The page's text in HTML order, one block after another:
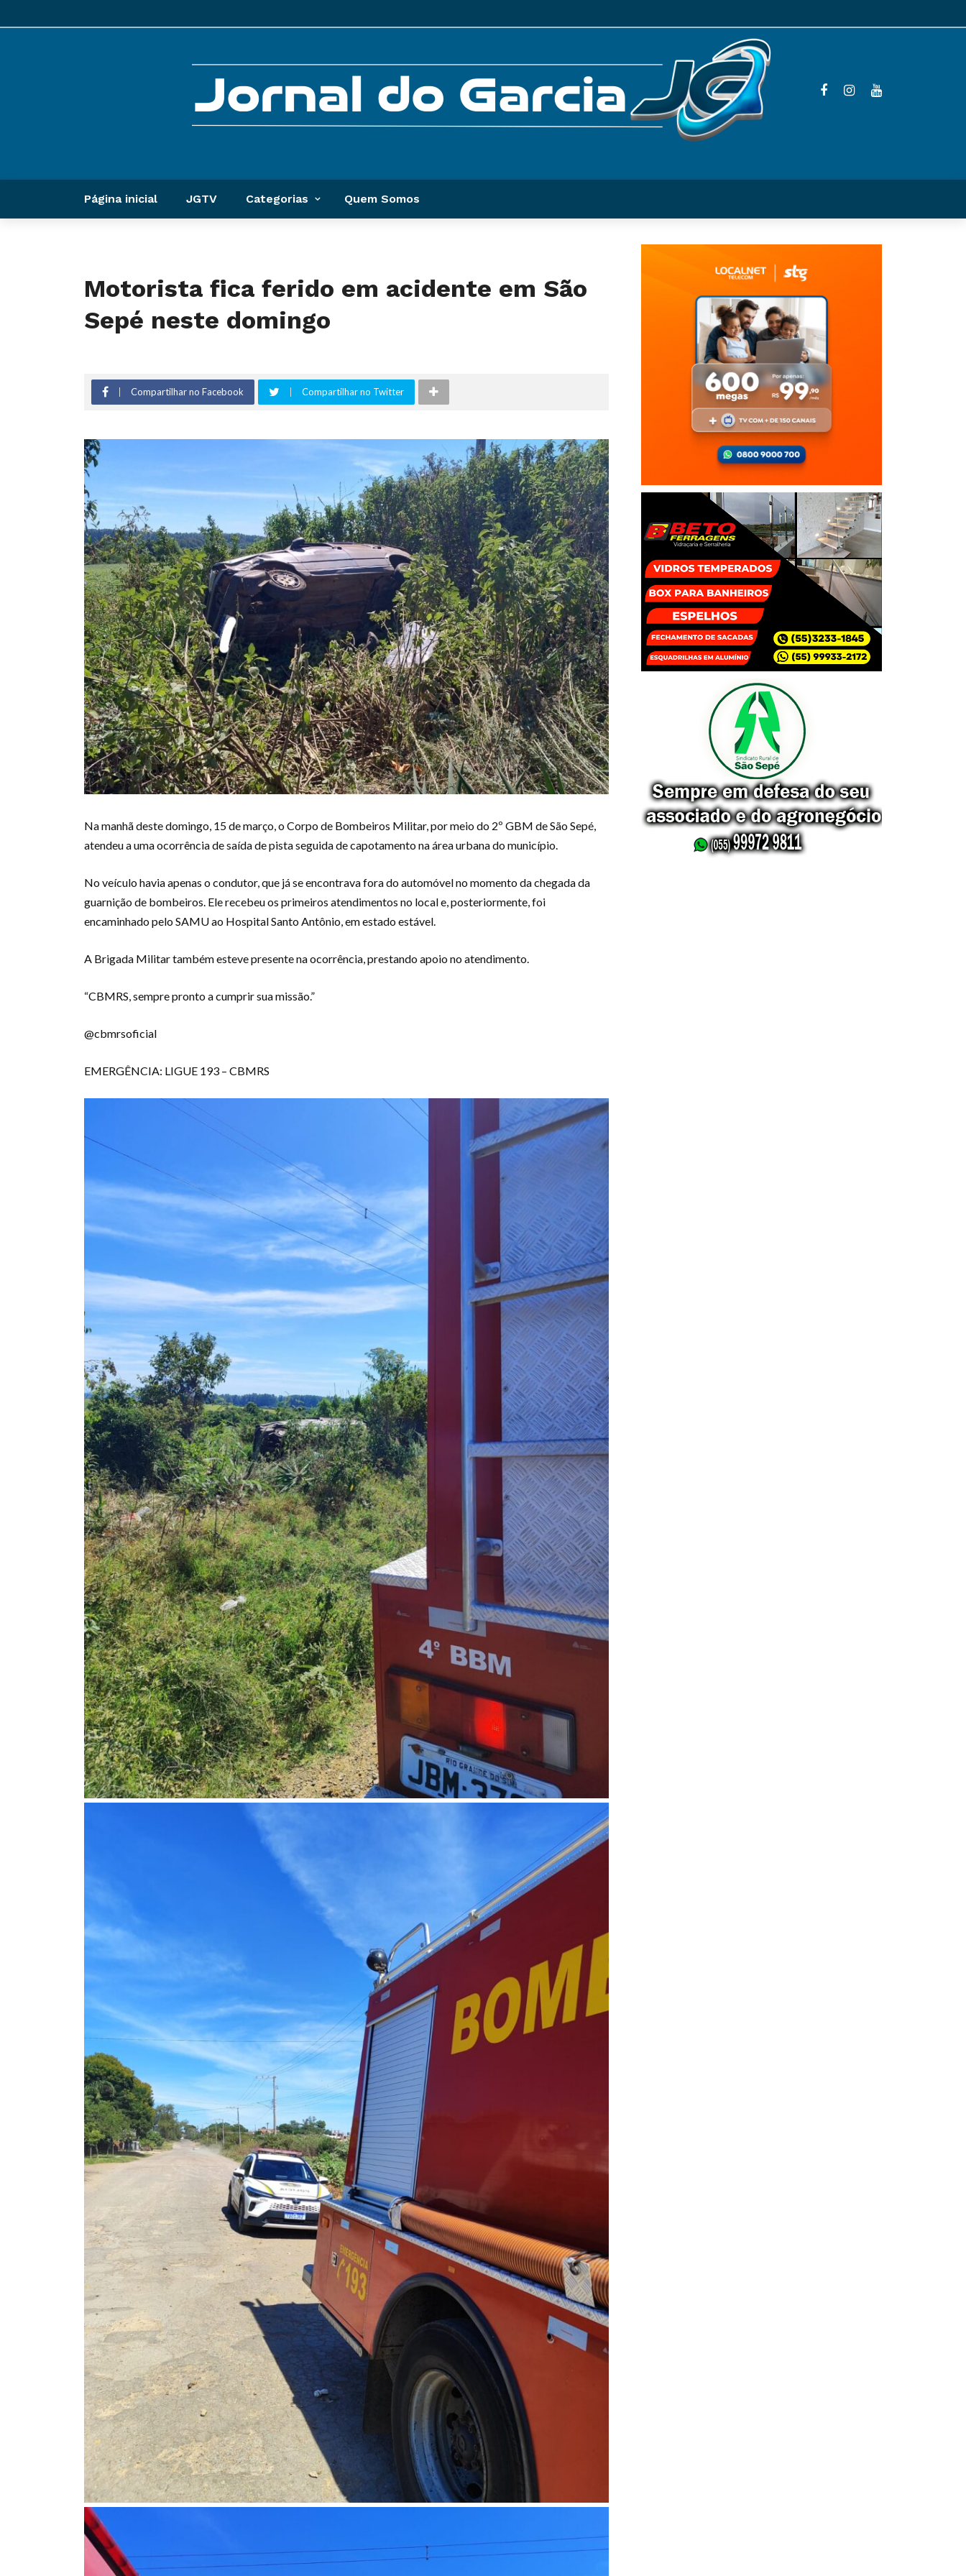
Página inicial JGTV Categorias Quem Somos
Motorista fica ferido em acidente em São
Sepé neste domingo
Compartilhar no Facebook Compartilhar no Twitter
Na manhã deste domingo, 15 de março, o Corpo de Bombeiros Militar, por meio do 2º GBM de São Sepé,
atendeu a uma ocorrência de saída de pista seguida de capotamento na área urbana do município.
No veículo havia apenas o condutor, que já se encontrava fora do automóvel no momento da chegada da
guarnição de bombeiros. Ele recebeu os primeiros atendimentos no local e, posteriormente, foi
encaminhado pelo SAMU ao Hospital Santo Antônio, em estado estável.
A Brigada Militar também esteve presente na ocorrência, prestando apoio no atendimento.
“CBMRS, sempre pronto a cumprir sua missão.”
@cbmrsoficial
EMERGÊNCIA: LIGUE 193 – CBMRS